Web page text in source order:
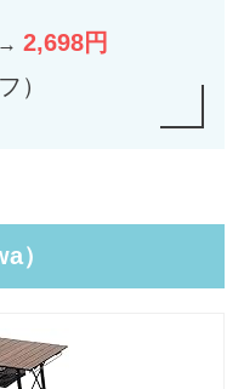
2,698円
）
）